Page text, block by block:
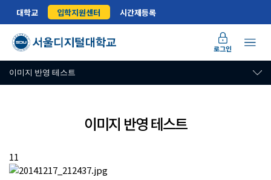
대학교 입학지원센터 시간제등록
로그인
이미지 반영 테스트
이미지 반영 테스트
11